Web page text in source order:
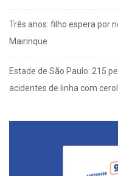
Três anos: filho espera por
Mairinque
Estade de São Paulo: 215
acidentes de linha com cerol